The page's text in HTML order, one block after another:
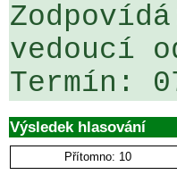
vedoucí
Výsledek hlasování
Přítomno: 10